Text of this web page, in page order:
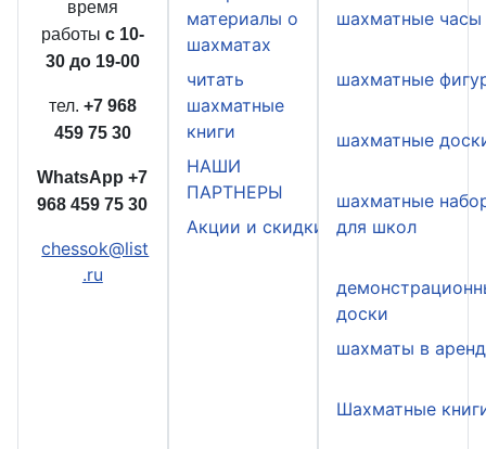
время
работы с 10-
30 до 19-00
тел. +7 968
459 75 30
WhatsApp+7
968 459 75 30
chessok@list
.ru
материалы о
шахматах
читать
шахматные
книги
НАШИ
ПАРТНЕРЫ
Акции и скидки
шахматные часы
шахматные
шахматные
шахматные
для школ
доски
шахматы в
Шахматные